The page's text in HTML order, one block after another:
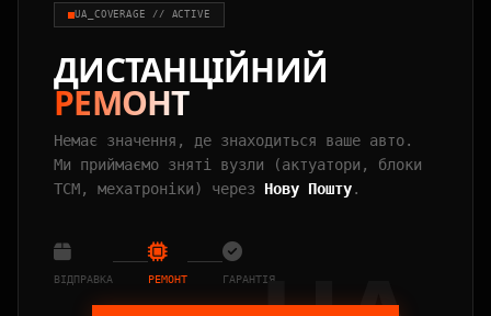
UA_COVERAGE // ACTIVE
ДИСТАНЦІЙНИЙ
РЕМОНТ
Немає значення, де знаходиться ваше авто.
Ми приймаємо зняті вузли (актуатори, блоки
TCM, мехатроніки) через Нову Пошту.
ВІДПРАВКА РЕМОНТ ГАРАНТІЯ